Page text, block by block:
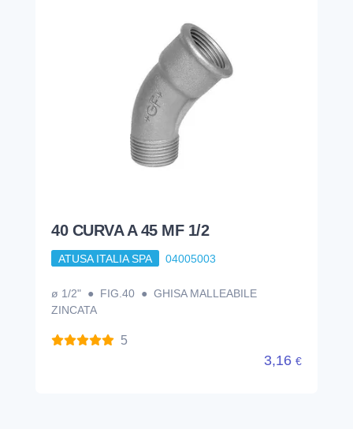
40 CURVA A 45 MF 1/2
ATUSA ITALIA SPA 04005003
ø 1/2" ● FIG.40 ● GHISA MALLEABILE
ZINCATA
5
3,16 €